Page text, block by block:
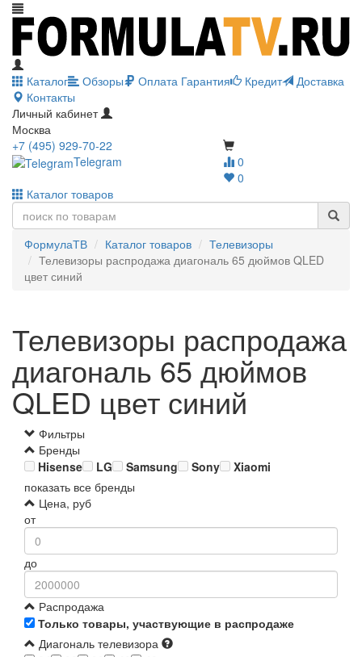
Каталог Обзоры Оплата Гарантия Кредит
Доставка
Контакты
Личный кабинет
Москва
0
0
+7 (495) 929-70-22
Telegram
Каталог товаров
ФормулаТВ Каталог товаров
Телевизоры
Телевизоры распродажа диагональ 65 дюймов QLED
цвет синий
Телевизоры распродажа
диагональ 65 дюймов
QLED цвет синий
Фильтры
Бренды
Hisense
LG Samsung Sony
Xiaomi
показать все бренды
Цена, руб
от
до
Распродажа
Только товары, участвующие в распродаже
Диагональ телевизора